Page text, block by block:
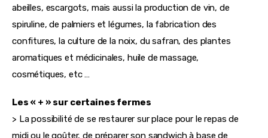
abeilles, escargots, mais aussi la production de vin, de
spiruline, de palmiers et légumes, la fabrication des
confitures, la culture de la noix, du safran, des plantes
aromatiques et médicinales, huile de massage,
cosmétiques, etc …
Les « + » sur certaines fermes
> La possibilité de se restaurer sur place pour le repas de
midi ou le goûter, de préparer son sandwich à base de